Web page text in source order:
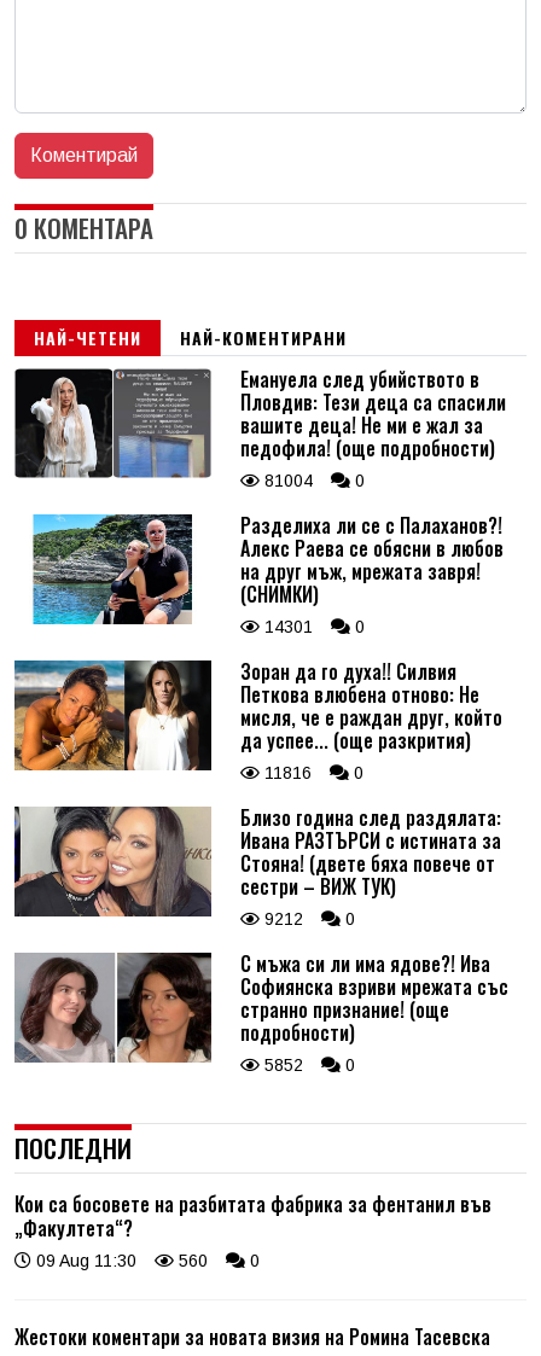
0 КОМЕНТАРА
НАЙ-ЧЕТЕНИ НАЙ-КОМЕНТИРАНИ
Емануела след убийството в
Пловдив: Тези деца са спасили
вашите деца! Не ми е жал за
педофила! (още подробности)
81004 0
Разделиха ли се с Палаханов?!
Алекс Раева се обясни в любов
на друг мъж, мрежата завря!
(СНИМКИ)
14301 0
Зоран да го духа!! Силвия
Петкова влюбена отново: Не
мисля, че е раждан друг, който
да успее... (още разкрития)
11816 0
Близо година след раздялата:
Ивана РАЗТЪРСИ с истината за
Стояна! (двете бяха повече от
сестри – ВИЖ ТУК)
9212 0
С мъжа си ли има ядове?! Ива
Софиянска взриви мрежата със
странно признание! (още
подробности)
5852 0
ПОСЛЕДНИ
Кои са босовете на разбитата фабрика за фентанил във
„Факултета“?
09 Aug 11:30 560 0
Жестоки коментари за новата визия на Ромина Тасевска